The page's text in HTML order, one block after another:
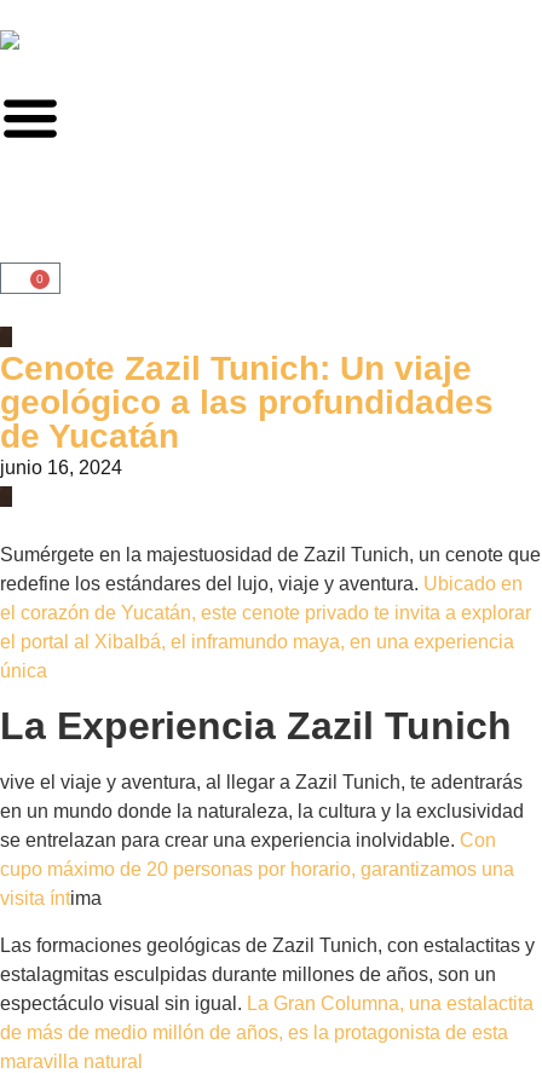
0
Cenote Zazil Tunich: Un viaje
geológico a las profundidades
de Yucatán
junio 16, 2024
Sumérgete en la majestuosidad de Zazil Tunich, un cenote que
redefine los estándares del lujo, viaje y aventura. Ubicado en
el corazón de Yucatán, este cenote privado te invita a explorar
el portal al Xibalbá, el inframundo maya, en una experiencia
única
La Experiencia Zazil Tunich
vive el viaje y aventura, al llegar a Zazil Tunich, te adentrarás
en un mundo donde la naturaleza, la cultura y la exclusividad
se entrelazan para crear una experiencia inolvidable. Con
cupo máximo de 20 personas por horario, garantizamos una
visita íntima
Las formaciones geológicas de Zazil Tunich, con estalactitas y
estalagmitas esculpidas durante millones de años, son un
espectáculo visual sin igual. La Gran Columna, una estalactita
de más de medio millón de años, es la protagonista de esta
maravilla natural